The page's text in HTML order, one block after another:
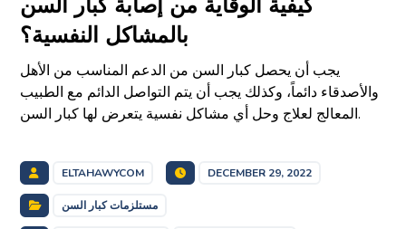
بالمشاكل النفسية؟
يجب أن يحصل كبار السن من الدعم المناسب من الأهل
والأصدقاء دائماً، وكذلك يجب أن يتم التواصل الدائم مع الطبيب
المعالج لعلاج وحل أي مشاكل نفسية يتعرض لها كبار السن.
ELTAHAWYCOM DECEMBER 29, 2022
مستلزمات كبار السن